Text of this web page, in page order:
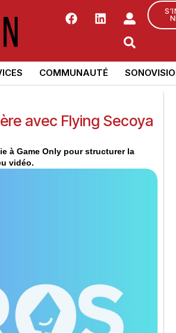
COMMUNAUTÉ
avec Flying Secoya
à Game Only pour structurer la
vidéo.